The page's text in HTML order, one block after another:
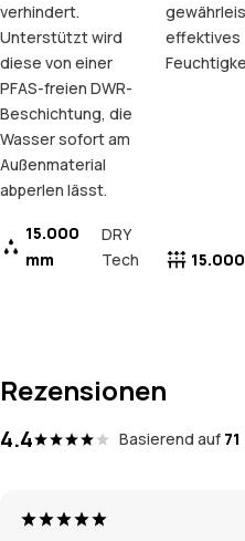
verhindert.
Unterstützt wird
diese von einer
PFAS-freien DWR-
Beschichtung, die
Wasser sofort am
Außenmaterial
abperlen lässt.
15.000
mm
DRY
Tech
effektives
Rezensionen
4.4 Basierend auf